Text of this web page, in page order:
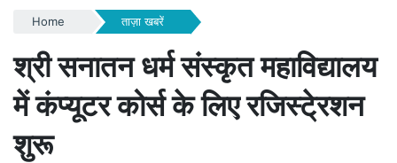
Home ताज़ा खबरें
श्री सनातन धर्म संस्कृत महाविद्यालय
में कंप्यूटर कोर्स के लिए रजिस्टे्रशन
शुरू